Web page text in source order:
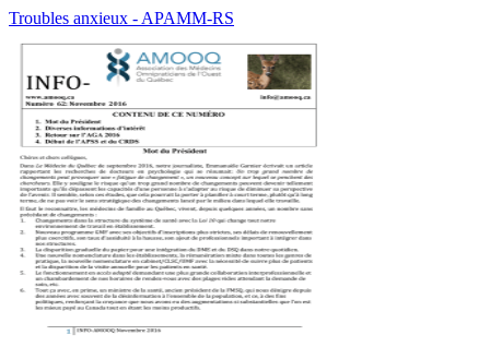
Troubles anxieux - APAMM-RS